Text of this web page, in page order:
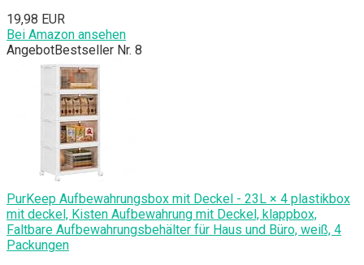
19,98 EUR
Bei Amazon ansehen
AngebotBestseller Nr. 8
PurKeep Aufbewahrungsbox mit Deckel - 23L × 4 plastikbox
mit deckel, Kisten Aufbewahrung mit Deckel, klappbox,
Faltbare Aufbewahrungsbehälter für Haus und Büro, weiß, 4
Packungen